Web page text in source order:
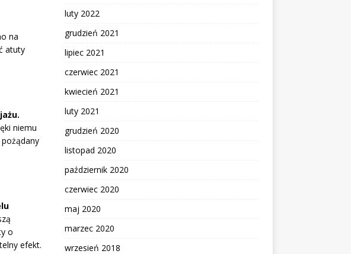
na
atuty
niemu
o
efekt.
luty 2022
grudzień 2021
lipiec 2021
czerwiec 2021
kwiecień 2021
luty 2021
grudzień 2020
listopad 2020
październik 2020
czerwiec 2020
maj 2020
marzec 2020
wrzesień 2018